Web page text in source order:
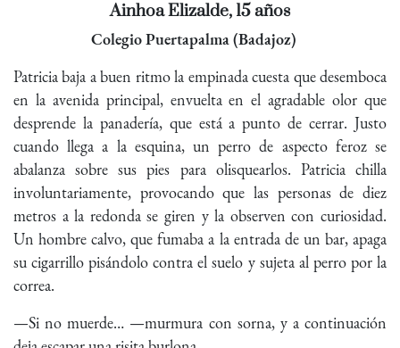
Ainhoa Elizalde, 15 años
Colegio Puertapalma (Badajoz)
Patricia baja a buen ritmo la empinada cuesta que desemboca
en la avenida principal, envuelta en el agradable olor que
desprende la panadería, que está a punto de cerrar. Justo
cuando llega a la esquina, un perro de aspecto feroz se
abalanza sobre sus pies para olisquearlos. Patricia chilla
involuntariamente, provocando que las personas de diez
metros a la redonda se giren y la observen con curiosidad.
Un hombre calvo, que fumaba a la entrada de un bar, apaga
su cigarrillo pisándolo contra el suelo y sujeta al perro por la
correa.
—Si no muerde… —murmura con sorna, y a continuación